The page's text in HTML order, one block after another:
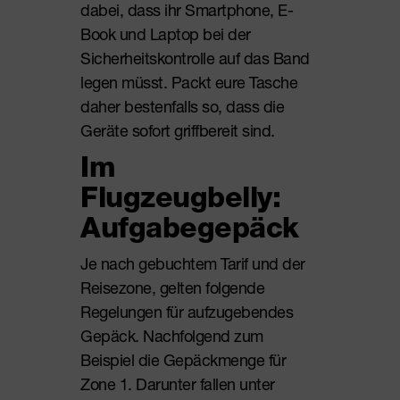
dabei, dass ihr Smartphone, E-
Book und Laptop bei der
Sicherheitskontrolle auf das Band
legen müsst. Packt eure Tasche
daher bestenfalls so, dass die
Geräte sofort griffbereit sind.
Im
Flugzeugbelly:
Aufgabegepäck
Je nach gebuchtem Tarif und der
Reisezone, gelten folgende
Regelungen für aufzugebendes
Gepäck. Nachfolgend zum
Beispiel die Gepäckmenge für
Zone 1. Darunter fallen unter